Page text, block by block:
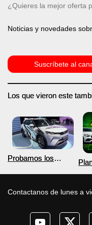
¿Quieres la mejor oferta
Noticias y novedades
Suscríbete al
Los que vieron este
Probamos los
DM-i y EV con más
Contactanos de lunes a